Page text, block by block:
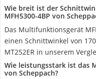
Wie breit ist der
MFH5300-4BP von
Das Multifunktionsgerät
einen Schnittwinkel von
MT252ER in unserem
Wie leistungsstark ist das
von Scheppach?